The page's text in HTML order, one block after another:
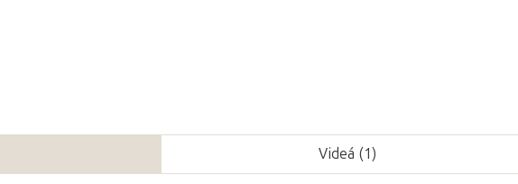
Videá (1)